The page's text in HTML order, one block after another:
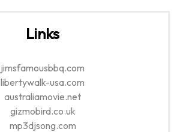
Links
jimsfamousbbq.com
libertywalk-usa.com
australiamovie.net
gizmobird.co.uk
mp3djsong.com